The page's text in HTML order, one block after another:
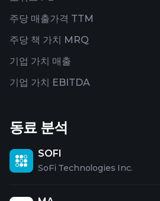
주당 매출가격 TTM
주당 책 가치 MRQ
기업 가치 매출
기업 가치 EBITDA
동료 분석
SOFI
SoFi Technologies Inc.